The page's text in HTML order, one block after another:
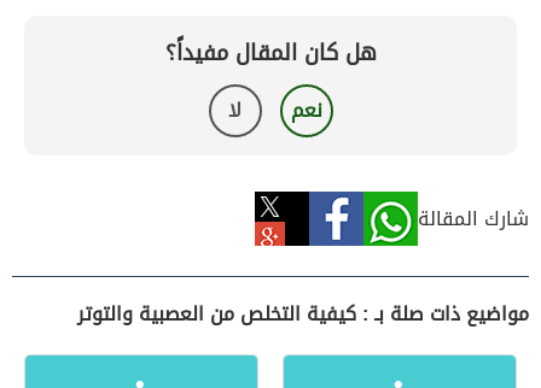
هل كان المقال مفيداً؟
نعم لا
شارك المقالة
مواضيع ذات صلة بـ : كيفية التخلص من العصبية والتوتر